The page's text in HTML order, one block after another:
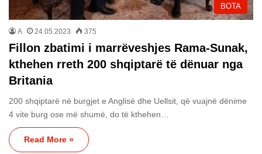
BOTA
A 24.05.2023 375
Fillon zbatimi i marrëveshjes Rama-Sunak,
kthehen rreth 200 shqiptarë të dënuar nga
Britania
200 shqiptarë në burgjet e Anglisë dhe Uellsit, që vuajnë dënime
4 vite burg ose më shumë, do të kthehen…
Read More »